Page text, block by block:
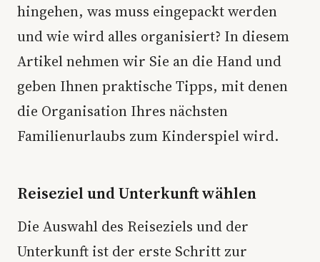
hingehen, was muss eingepackt werden
und wie wird alles organisiert? In diesem
Artikel nehmen wir Sie an die Hand und
geben Ihnen praktische Tipps, mit denen
die Organisation Ihres nächsten
Familienurlaubs zum Kinderspiel wird.
Reiseziel und Unterkunft wählen
Die Auswahl des Reiseziels und der
Unterkunft ist der erste Schritt zur